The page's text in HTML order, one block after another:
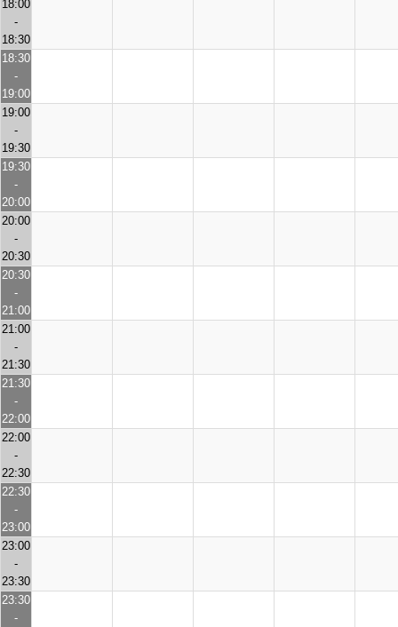
18:00
-
18:30
18:30
-
19:00
19:00
-
19:30
19:30
-
20:00
20:00
-
20:30
20:30
-
21:00
21:00
-
21:30
21:30
-
22:00
22:00
-
22:30
22:30
-
23:00
23:00
-
23:30
23:30
-